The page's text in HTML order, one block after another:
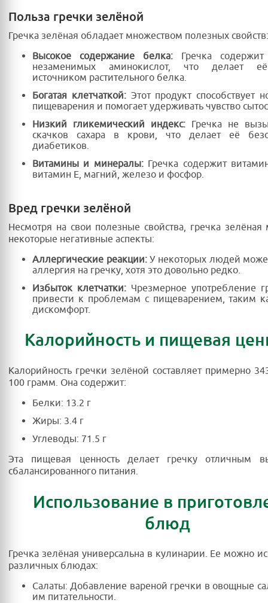
Польза гречки зелёной
Гречка зелёная обладает множеством полезных свойств:
Высокое содержание белка: Гречка
незаменимых аминокислот, что делает
источником растительного белка.
Богатая клетчаткой:Этот продукт способствует
пищеварения и помогает удерживать чувство
Низкий гликемический индекс: Гречка не
скачков сахара в крови, что делает её
диабетиков.
Витамины и минералы:Гречка содержит
витамин E, магний, железо и фосфор.
Вред гречки зелёной
Несмотря на свои полезные свойства, гречка
некоторые негативные аспекты:
Аллергические реакции:У некоторых людей
аллергия на гречку, хотя это довольно редко.
Избыток клетчатки: Чрезмерное употребление
привести к проблемам с пищеварением, таким
дискомфорт.
Калорийность и пищевая
Калорийность гречки зелёной составляет примерно
100 грамм. Она содержит:
Белки: 13.2 г
Жиры: 3.4 г
Углеводы: 71.5 г
Эта пищевая ценность делает гречку отличным
сбалансированного питания.
Использование в
блюд
Гречка зелёная универсальна в кулинарии. Ее можно
различных блюдах:
Салаты: Добавление вареной гречки в овощные
им питательности.